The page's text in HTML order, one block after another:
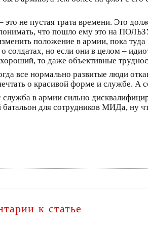
не пустая трата времени. Это
что пошло ему это на
положение в армии, пока
но если они в целом –
то даже объективные
все нормально развитые люди
о красивой форме и службе. А
в армии сильно
для сотрудников МИДа, ну
к статье